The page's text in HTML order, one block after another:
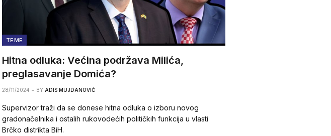
TEME
Hitna odluka: Većina podržava Milića,
preglasavanje Domića?
28/11/2024 BY ADIS MUJDANOVIĆ
Supervizor traži da se donese hitna odluka o izboru novog
gradonačelnika i ostalih rukovodećih političkih funkcija u vlasti
Brčko distrikta BiH.